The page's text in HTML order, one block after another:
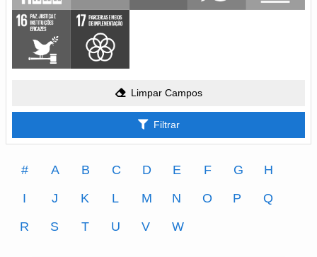
Limpar Campos
Filtrar
# A B C D E F G
H
I
J K L M N O P
Q
R
S T U V W